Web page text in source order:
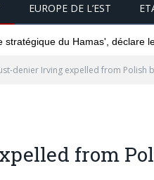
EUROPE DE L’EST
stratégique du Hamas', déclare
denier Irving expelled from Polish
from